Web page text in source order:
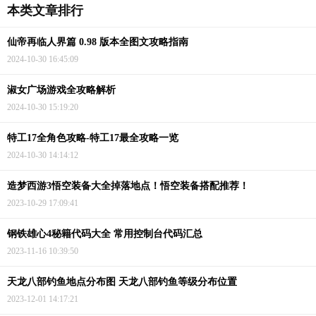
本类文章排行
仙帝再临人界篇 0.98 版本全图文攻略指南
2024-10-30 16:45:09
淑女广场游戏全攻略解析
2024-10-30 15:19:20
特工17全角色攻略-特工17最全攻略一览
2024-10-30 14:14:12
造梦西游3悟空装备大全掉落地点！悟空装备搭配推荐！
2023-10-29 17:09:41
钢铁雄心4秘籍代码大全 常用控制台代码汇总
2023-11-16 10:39:50
天龙八部钓鱼地点分布图 天龙八部钓鱼等级分布位置
2023-12-01 14:17:21